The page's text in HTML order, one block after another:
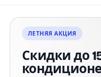
Магазин
ЛЕТНЯЯ АКЦИЯ
Скидки до